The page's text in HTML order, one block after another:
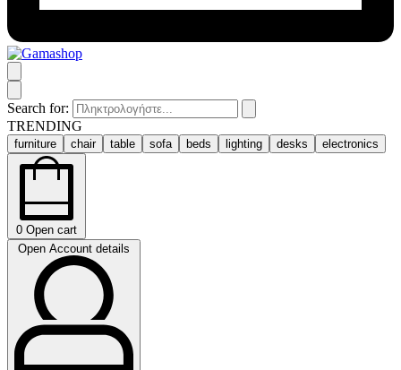
Search for:
TRENDING
furniture chair table sofa beds lighting desks electronics
0 Open cart
Open Account details